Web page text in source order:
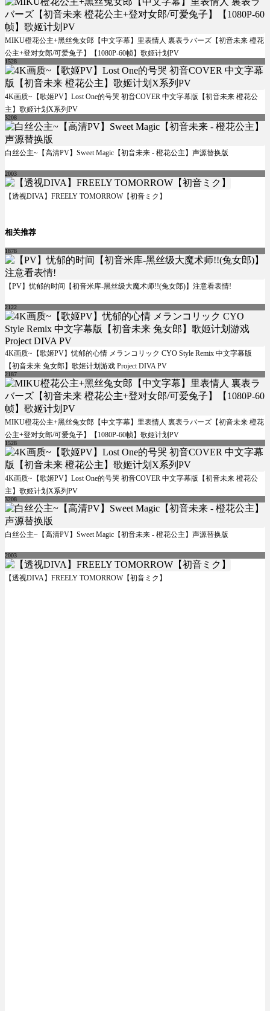
MIKU橙花公主+黑丝兔女郎【中文字幕】里表情人 裏表ラバーズ【初音未来 橙花
公主+登对女郎/可爱兔子】【1080P-60帧】歌姬计划PV
1528
4K画质~【歌姬PV】Lost One的号哭 初音COVER 中文字幕版【初音未来 橙花公
主】歌姬计划X系列PV
3208
白丝公主~【高清PV】Sweet Magic【初音未来 - 橙花公主】声源替换版
2003
【透视DIVA】FREELY TOMORROW【初音ミク】
相关推荐
1878
【PV】忧郁的时间【初音米库-黑丝级大魔术师!!(兔女郎)】注意看表情!
2122
4K画质~【歌姬PV】忧郁的心情 メランコリック CYO Style Remix 中文字幕版
【初音未来 兔女郎】歌姬计划游戏 Project DIVA PV
2187
MIKU橙花公主+黑丝兔女郎【中文字幕】里表情人 裏表ラバーズ【初音未来 橙花
公主+登对女郎/可爱兔子】【1080P-60帧】歌姬计划PV
1528
4K画质~【歌姬PV】Lost One的号哭 初音COVER 中文字幕版【初音未来 橙花公
主】歌姬计划X系列PV
3208
白丝公主~【高清PV】Sweet Magic【初音未来 - 橙花公主】声源替换版
2003
【透视DIVA】FREELY TOMORROW【初音ミク】